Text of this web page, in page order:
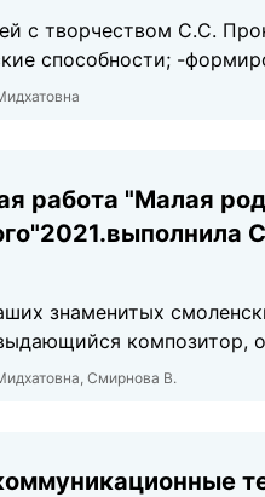
с творчеством С.С.
способности; -
работа "Малая
знаменитых
композитор,
Смирнова В.